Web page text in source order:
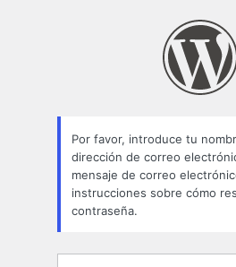
Por favor, introduce tu
dirección de correo
mensaje de correo
instrucciones sobre cómo
contraseña.